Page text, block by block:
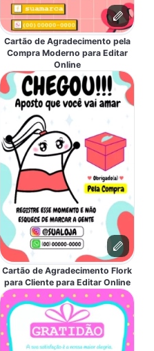
Cartão de Agradecimento pela
Compra Moderno para Editar
Online
Cartão de Agradecimento Flork
para Cliente para Editar Online